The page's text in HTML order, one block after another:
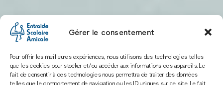
Gérer le consentement
Pour offrir les meilleures expériences, nous utilisons des technologies telles
que les cookies pour stocker et/ou accéder aux informations des appareils. Le
fait de consentir à ces technologies nous permettra de traiter des données
telles que le comportement de navigation ou les ID uniques sur ce site. Le fait